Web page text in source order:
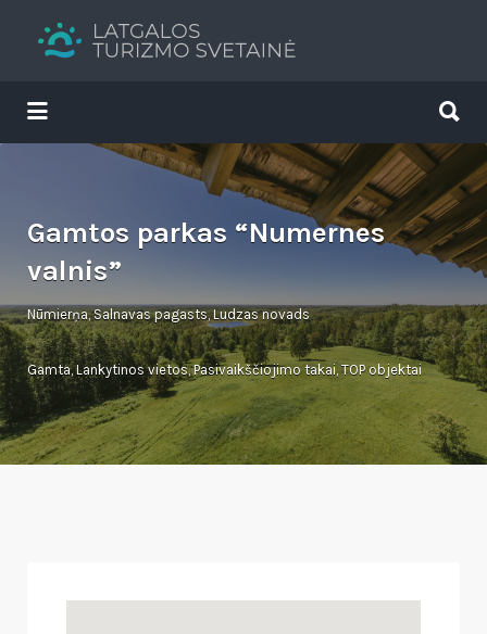
Tavs brīvdienu ceļvedis
Search
for:
for:
Gamtos parkas “Numernes
valnis”
Nūmierņa, Salnavas pagasts, Ludzas novads
Gamta,Lankytinos vietos,Pasivaikščiojimo takai, TOP objektai